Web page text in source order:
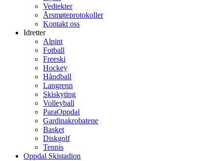
Vedtekter
Årsmøteprotokoller
Kontakt oss
Idretter
Alpint
Fotball
Freeski
Hockey
Håndball
Langrenn
Skiskyting
Volleyball
ParaOppdal
Gardinakrobatene
Basket
Diskgolf
Tennis
Oppdal Skistadion